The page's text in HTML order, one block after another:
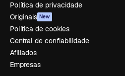
Política de privacidade
Originais New
Política de cookies
Central de confiabilidade
Afiliados
Empresas